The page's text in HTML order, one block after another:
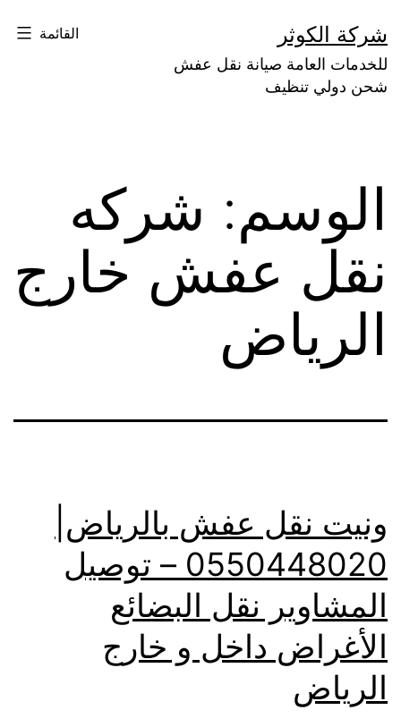
إلى
المحتوى
شركة الكوثر
للخدمات العامة صيانة نقل عفش
شحن دولي تنظيف
القائمة
الوسم: شركه
نقل عفش خارج
الرياض
ونيت نقل عفش بالرياض|
0550448020 – توصيل
المشاوير نقل البضائع
الأغراض داخل و خارج
الرياض